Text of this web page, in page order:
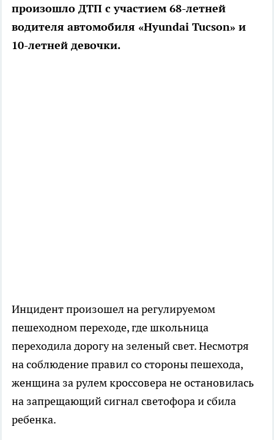
произошло ДТП с участием 68-летней
водителя автомобиля «Hyundai Tucson» и
10-летней девочки.
Инцидент произошел на регулируемом
пешеходном переходе, где школьница
переходила дорогу на зеленый свет. Несмотря
на соблюдение правил со стороны пешехода,
женщина за рулем кроссовера не остановилась
на запрещающий сигнал светофора и сбила
ребенка.